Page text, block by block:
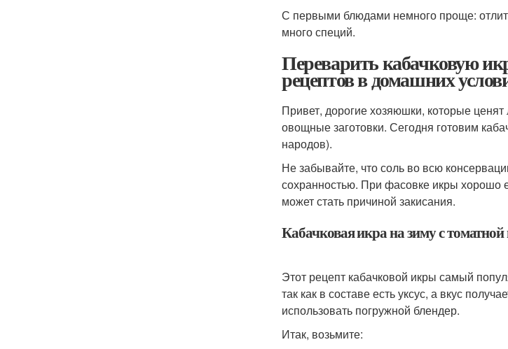
С первыми блюдами немного проще:
много специй.
Переварить кабачковую
рецептов в домашних
Привет, дорогие хозяюшки, которые
овощные заготовки. Сегодня готовим
народов).
Не забывайте, что соль во всю
сохранностью. При фасовке икры хорошо
может стать причиной закисания.
Кабачковая икра на зиму с
Этот рецепт кабачковой икры самый
так как в составе есть уксус, а вкус
использовать погружной блендер.
Итак, возьмите: